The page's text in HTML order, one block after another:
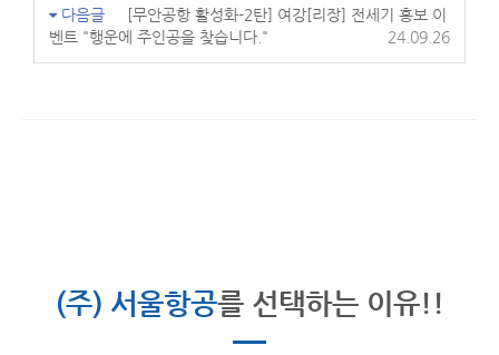
다음글
[무안공항 활성화-2탄] 여강[리장] 전세기 홍보 이
벤트 "행운에 주인공을 찾습니다."
24.09.26
(주) 서울항공를 선택하는 이유!!